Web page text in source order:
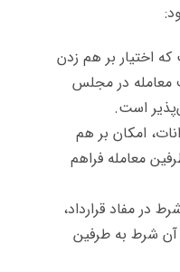
اختیار بر هم زدن
معامله در مجلس
است.
امکان بر هم
معامله فراهم
در مفاد قرارداد،
آن شرط به طرفین